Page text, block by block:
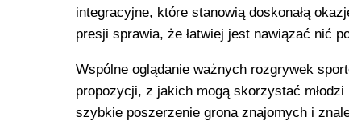
integracyjne, które stanowią doskonałą
presji sprawia, że łatwiej jest nawiązać nić
Wspólne oglądanie ważnych rozgrywek
propozycji, z jakich mogą skorzystać
szybkie poszerzenie grona znajomych i